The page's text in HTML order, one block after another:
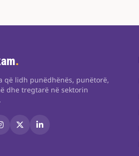
.
që lidh punëdhënës, punëtorë,
dhe tregtarë në sektorin